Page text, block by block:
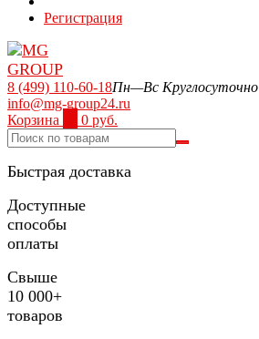
Регистрация
8 (499) 110-60-18Пн—Вс Круглосуточно
info@mg-group24.ru
Корзина
0 руб.
Быстрая доставка
Доступные
способы
оплаты
Свыше
10 000+
товаров